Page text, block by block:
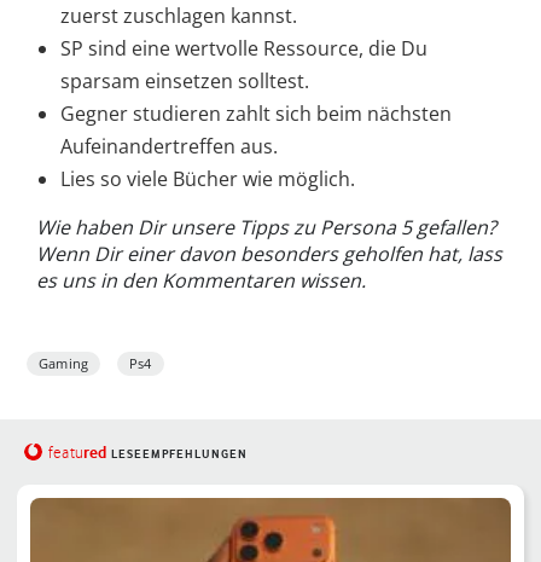
zuerst zuschlagen kannst.
SP sind eine wertvolle Ressource, die Du
sparsam einsetzen solltest.
Gegner studieren zahlt sich beim nächsten
Aufeinandertreffen aus.
Lies so viele Bücher wie möglich.
Wie haben Dir unsere Tipps zu Persona 5 gefallen?
Wenn Dir einer davon besonders geholfen hat, lass
es uns in den Kommentaren wissen.
Gaming Ps4
featured LESEEMPFEHLUNGEN